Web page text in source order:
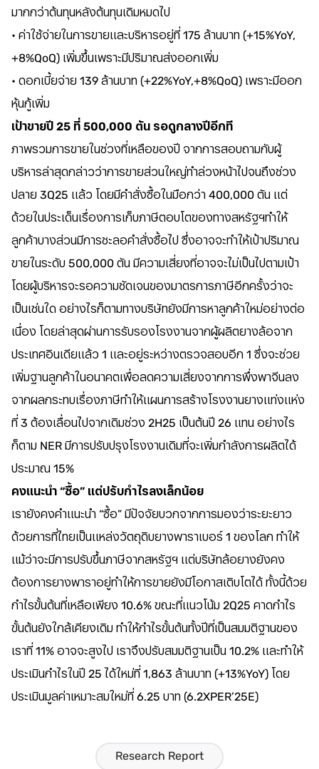
มากกว่าต้นทุนหลังต้นทุนเดิมหมดไป
• ค่าใช้จ่ายในการขายและบริหารอยู่ที่ 175 ล้านบาท (+15%YoY,
+8%QoQ) เพิ่มขึ้นเพราะมีปริมาณส่งออกเพิ่ม
• ดอกเบี้ยจ่าย 139 ล้านบาท (+22%YoY,+8%QoQ) เพราะมีออก
หุ้นกู้เพิ่ม
เป้าขายปี 25 ที่ 500,000 ตัน รอดูกลางปีอีกที
ภาพรวมการขายในช่วงที่เหลือของปี จากการสอบถามกับผู้
บริหารล่าสุดกล่าวว่าการขายส่วนใหญ่ทำล่วงหน้าไปจนถึงช่วง
ปลาย 3Q25 แล้ว โดยมีคำสั่งซื้อในมือกว่า 400,000 ตัน แต่
ด้วยในประเด็นเรื่องการเก็บภาษีตอบโตของทางสหรัฐฯทำให้
ลูกค้าบางส่วนมีการชะลอคำสั่งซื้อไป ซึ่งอาจจะทำให้เป้าปริมาณ
ขายในระดับ 500,000 ตัน มีความเสี่ยงที่อาจจะไม่เป็นไปตามเป้า
โดยผู้บริหารจะรอความชัดเจนของมาตรการภาษีอีกครั้งว่าจะ
เป็นเช่นใด อย่างไรก็ตามทางบริษัทยังมีการหาลูกค้าใหม่อย่างต่อ
เนื่อง โดยล่าสุดผ่านการรับรองโรงงานจากผู้ผลิตยางล้อจาก
ประเทศอินเดียแล้ว 1 และอยู่ระหว่างตรวจสอบอีก 1 ซึ่งจะช่วย
เพิ่มฐานลูกค้าในอนาคตเพื่อลดความเสี่ยงจากการพึ่งพาจีนลง
จากผลกระทบเรื่องภาษีทำให้แผนการสร้างโรงงานยางแท่งแห่ง
ที่ 3 ต้องเลื่อนไปจากเดิมช่วง 2H25 เป็นต้นปี 26 แทน อย่างไร
ก็ตาม NER มีการปรับปรุงโรงงานเดิมที่จะเพิ่มกำลังการผลิตได้
ประมาณ 15%
คงแนะนำ “ซื้อ” แต่ปรับกำไรลงเล็กน้อย
เรายังคงคำแนะนำ “ซื้อ” มีปัจจัยบวกจากการมองว่าระยะยาว
ด้วยการที่ไทยเป็นแหล่งวัตถุดิบยางพาราเบอร์ 1 ของโลก ทำให้
แม้ว่าจะมีการปรับขึ้นภาษีจากสหรัฐฯ แต่บริษัทล้อยางยังคง
ต้องการยางพาราอยู่ทำให้การขายยังมีโอกาสเติบโตได้ ทั้งนี้ด้วย
กำไรขั้นต้นที่เหลือเพียง 10.6% ขณะที่แนวโน้ม 2Q25 คาดกำไร
ขั้นต้นยังใกล้เคียงเดิม ทำให้กำไรขั้นต้นทั้งปีที่เป็นสมมติฐานของ
เราที่ 11% อาจจะสูงไป เราจึงปรับสมมติฐานเป็น 10.2% และทำให้
ประเมินกำไรในปี 25 ได้ใหม่ที่ 1,863 ล้านบาท (+13%YoY) โดย
ประเมินมูลค่าเหมาะสมใหม่ที่ 6.25 บาท (6.2XPER’25E)
Research Report